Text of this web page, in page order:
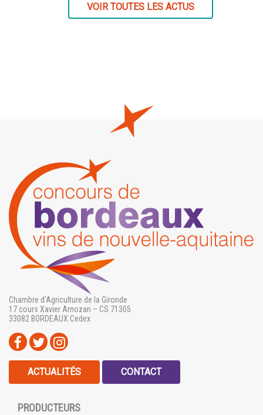
VOIR TOUTES LES ACTUS
Chambre d’Agriculture de la Gironde
17 cours Xavier Arnozan – CS 71305
33082 BORDEAUX Cedex
ACTUALITÉS CONTACT
PRODUCTEURS